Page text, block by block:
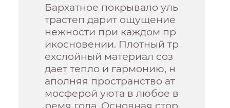
Бархатное покрывало уль
трастеп дарит ощущение
нежности при каждом пр
икосновении. Плотный тр
ехслойный материал соз
дает тепло и гармонию, н
аполняя пространство ат
мосферой уюта в любое в
ремя года. Основная стор